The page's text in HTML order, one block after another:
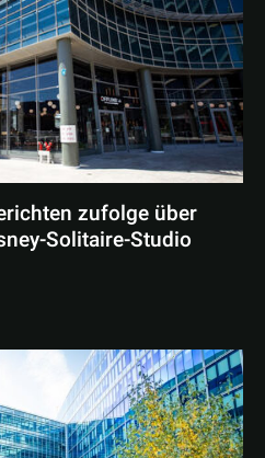
zufolge über
Solitaire-Studio